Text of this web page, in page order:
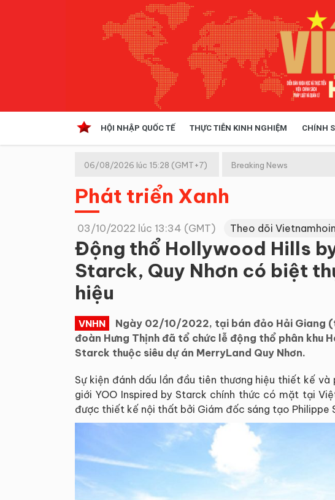
HỘI NHẬP QUỐC TẾ THỰC TIỄN KINH NGHIỆM CHÍNH
Kinh tế hội nhập
Doanh nghiệp
06/08/2026 lúc 15:28 (GMT+7) Breaking News
Phát triển Xanh
03/10/2022 lúc 13:34 (GMT) Theo dõi
Động thổ Hollywood Hills
Starck, Quy Nhơn có biệt
hiệu
VNHN
Ngày 02/10/2022, tại bán đảo Hải Giang
đoàn Hưng Thịnh đã tổ chức lễ động thổ phân khu
Starck thuộc siêu dự án MerryLand Quy Nhơn.
Sự kiện đánh dấu lần đầu tiên thương hiệu thiết kế
giới YOO Inspired by Starck chính thức có mặt tại
được thiết kế nội thất bởi Giám đốc sáng tạo Philippe